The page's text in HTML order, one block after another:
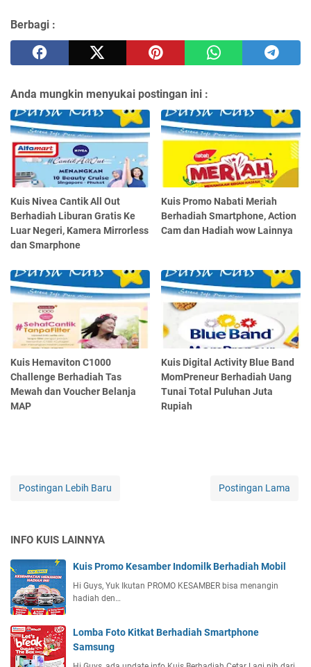
Berbagi :
Anda mungkin menyukai postingan ini :
Kuis Nivea Cantik All Out
Berhadiah Liburan Gratis Ke
Luar Negeri, Kamera Mirrorless
dan Smarphone
Kuis Promo Nabati Meriah
Berhadiah Smartphone, Action
Cam dan Hadiah wow Lainnya
Kuis Hemaviton C1000
Challenge Berhadiah Tas
Mewah dan Voucher Belanja
MAP
Kuis Digital Activity Blue Band
MomPreneur Berhadiah Uang
Tunai Total Puluhan Juta
Rupiah
Postingan Lebih Baru Postingan Lama
INFO KUIS LAINNYA
Kuis Promo Kesamber Indomilk Berhadiah Mobil
Hi Guys, Yuk Ikutan PROMO KESAMBER bisa menangin
hadiah den…
Lomba Foto Kitkat Berhadiah Smartphone
Samsung